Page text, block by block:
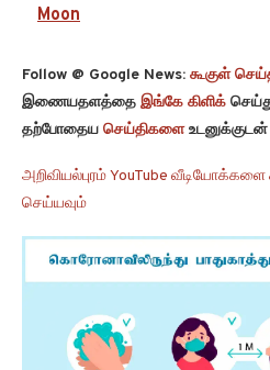
Moon
Follow @ Google News: கூகுள்
இணையதளத்தை இங்கே கிளிக்
தற்போதைய செய்திகளை
அறிவியல்புரம் YouTube
செய்யவும்